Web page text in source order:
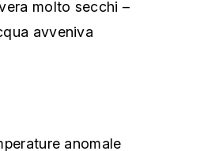
molto secchi –
avveniva
anomale